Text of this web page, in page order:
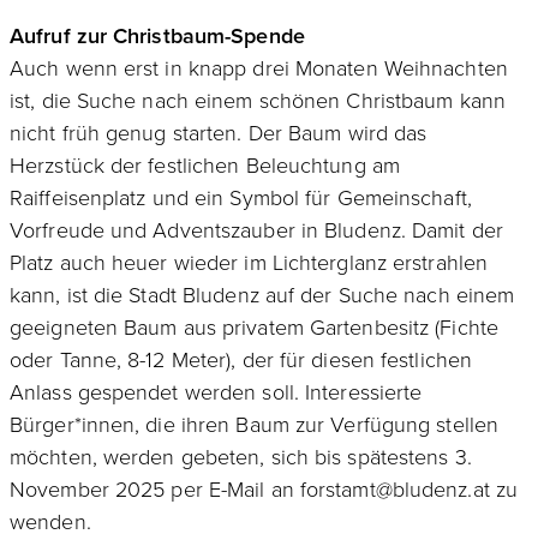
Aufruf zur Christbaum-Spende
Auch wenn erst in knapp drei Monaten Weihnachten
ist, die Suche nach einem schönen Christbaum kann
nicht früh genug starten. Der Baum wird das
Herzstück der festlichen Beleuchtung am
Raiffeisenplatz und ein Symbol für Gemeinschaft,
Vorfreude und Adventszauber in Bludenz. Damit der
Platz auch heuer wieder im Lichterglanz erstrahlen
kann, ist die Stadt Bludenz auf der Suche nach einem
geeigneten Baum aus privatem Gartenbesitz (Fichte
oder Tanne, 8-12 Meter), der für diesen festlichen
Anlass gespendet werden soll. Interessierte
Bürger*innen, die ihren Baum zur Verfügung stellen
möchten, werden gebeten, sich bis spätestens 3.
November 2025 per E-Mail an forstamt@bludenz.at zu
wenden.